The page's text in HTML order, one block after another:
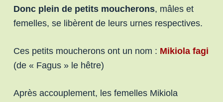
Donc plein depetits moucherons, mâles et
femelles, se libèrent de leurs urnes respectives.
Ces petits moucherons ont un nom : Mikiola fagi
(de « Fagus » le hêtre)
Après accouplement, les femelles Mikiola